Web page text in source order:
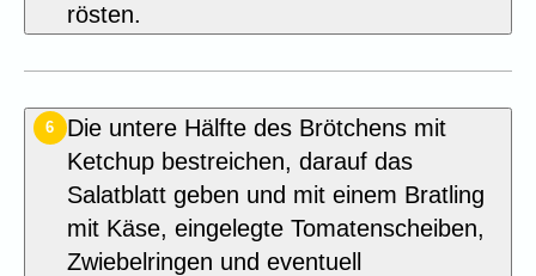
rösten.
6
Die untere Hälfte des Brötchens mit
Ketchup bestreichen, darauf das
Salatblatt geben und mit einem Bratling
mit Käse, eingelegte Tomatenscheiben,
Zwiebelringen und eventuell